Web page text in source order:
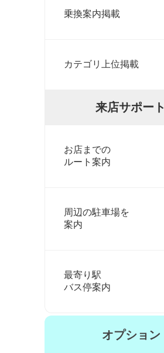
乗換案内掲載
カテゴリ上位掲載
来店サポート
お店までの
ルート案内
周辺の駐車場を
案内
最寄り駅
バス停案内
オプション